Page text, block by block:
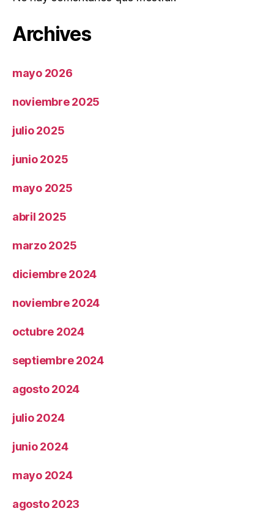
Archives
mayo 2026
noviembre 2025
julio 2025
junio 2025
mayo 2025
abril 2025
marzo 2025
diciembre 2024
noviembre 2024
octubre 2024
septiembre 2024
agosto 2024
julio 2024
junio 2024
mayo 2024
agosto 2023